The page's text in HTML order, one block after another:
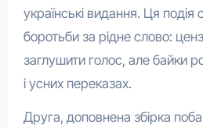
українські видання. Ця
боротьби за рідне слово:
заглушити голос, але байки
і усних переказах.
Друга, доповнена збірка